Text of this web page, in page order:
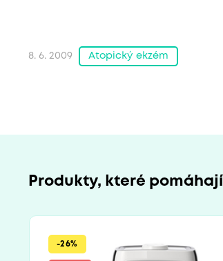
8. 6. 2009 Atopický ekzém
Produkty, které pomáhají
-26%